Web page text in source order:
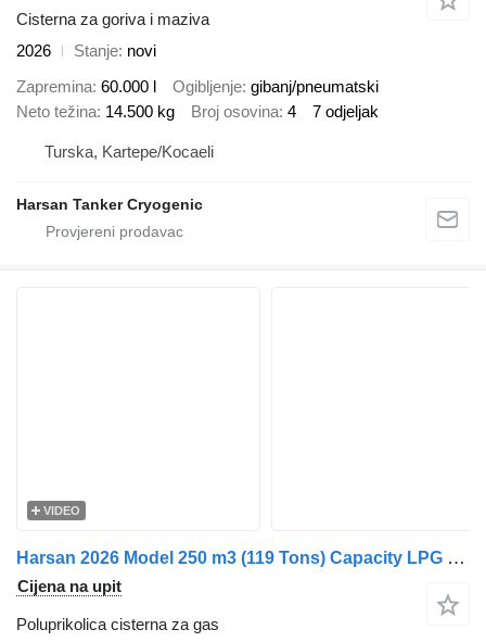
Cisterna za goriva i maziva
2026
Stanje novi
Zapremina 60.000 l Ogibljenje gibanj/pneumatski
Neto težina 14.500 kg Broj osovina 4 7 odjeljak
Turska, Kartepe/Kocaeli
Harsan Tanker Cryogenic
VIDEO
Harsan 2026 Model 250 m3 (119 Tons) Capacity LPG Storage Tanks
Cijena na upit
Poluprikolica cisterna za gas